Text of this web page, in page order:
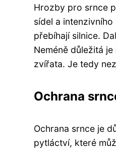
Hrozby pro srnce
sídel a
přebíhají silnice.
Neméně důležitá
zvířata. Je tedy
Ochrana
Ochrana srnce je
pytláctví, které